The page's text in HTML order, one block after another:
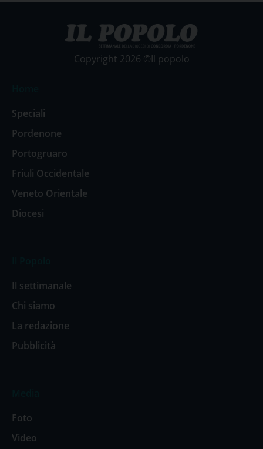
Copyright 2026 ©Il popolo
Speciali
Pordenone
Portogruaro
Friuli Occidentale
Veneto Orientale
Diocesi
Il settimanale
Chi siamo
La redazione
Pubblicità
Foto
Video